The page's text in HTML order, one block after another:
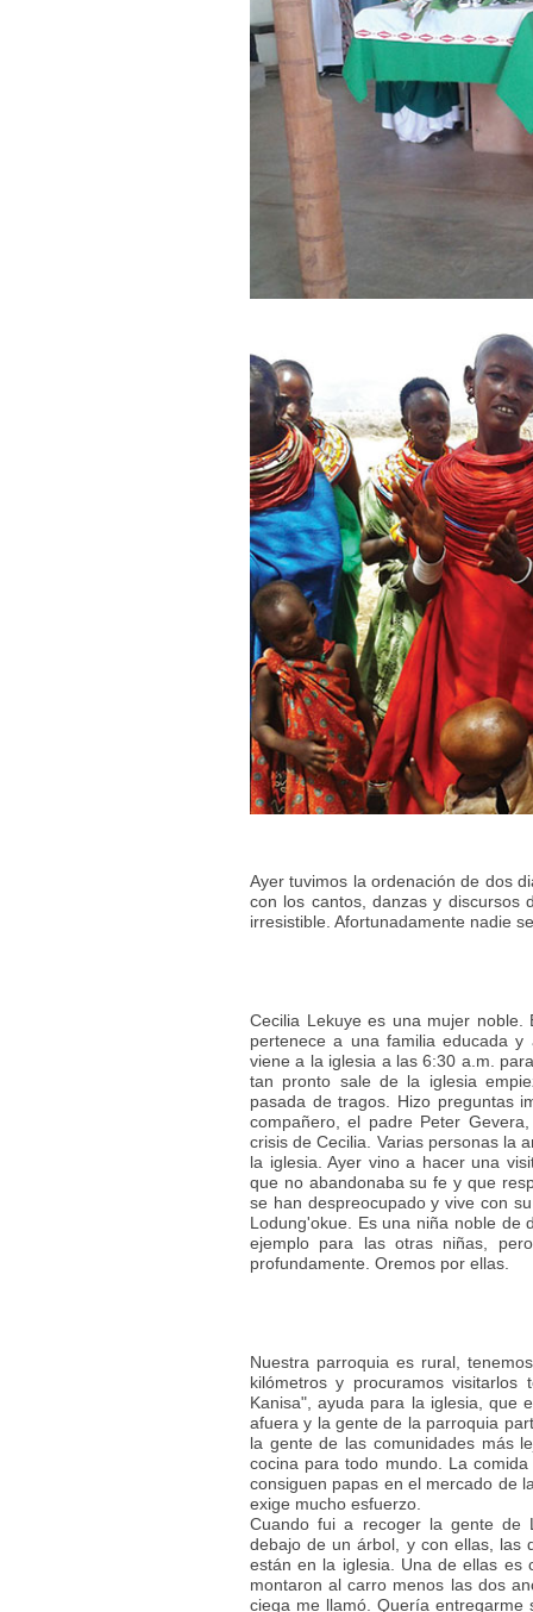
Ayer tuvimos la ordenación de dos
con los cantos, danzas y discursos
irresistible. Afortunadamente nadie
Cecilia Lekuye es una mujer noble.
pertenece a una familia educada
viene a la iglesia a las 6:30 a.m.
tan pronto sale de la iglesia
pasada de tragos. Hizo preguntas
compañero, el padre Peter
crisis de Cecilia. Varias personas la
la iglesia. Ayer vino a hacer una
que no abandonaba su fe y que
se han despreocupado y vive con
Lodung'okue. Es una niña noble de
ejemplo para las otras niñas,
profundamente. Oremos por ellas.
Nuestra parroquia es rural,
kilómetros y procuramos
Kanisa", ayuda para la iglesia, que
afuera y la gente de la parroquia
la gente de las comunidades más
cocina para todo mundo. La
consiguen papas en el mercado de
exige mucho esfuerzo.
Cuando fui a recoger la gente de
debajo de un árbol, y con ellas, las
están en la iglesia. Una de ellas es
montaron al carro menos las dos
ciega me llamó. Quería entregarme